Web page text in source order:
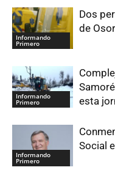
Informando
Primero
Dos
de
Informando
Primero
esta
Informando
Primero
Social